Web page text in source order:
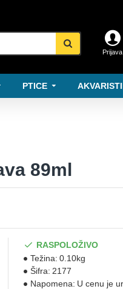
Prijava
PTICE
89ml
RASPOLOŽIVO
Težina: 0.10kg
Šifra: 2177
Napomena: U cenu je